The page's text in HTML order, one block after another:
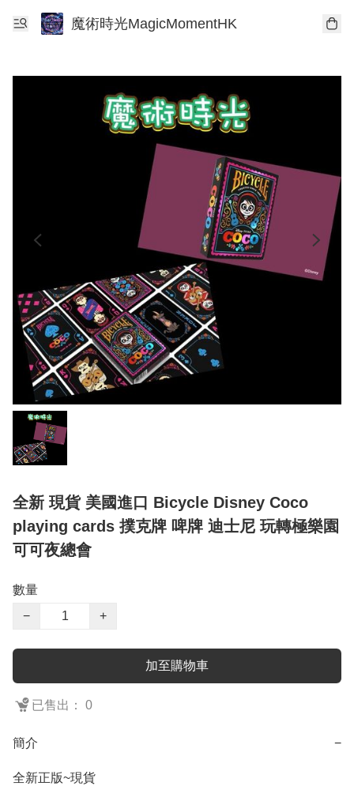
魔術時光MagicMomentHK
全新 現貨 美國進口 Bicycle Disney Coco
playing cards 撲克牌 啤牌 迪士尼 玩轉極樂園
可可夜總會
數量
−
+
加至購物車
已售出： 0
簡介 −
全新正版~現貨